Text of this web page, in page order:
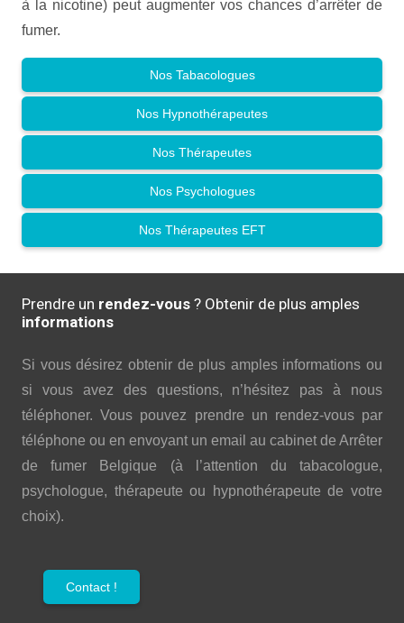
à la nicotine) peut augmenter vos chances d’arrêter de
fumer.
Nos Tabacologues
Nos Hypnothérapeutes
Nos Thérapeutes
Nos Psychologues
Nos Thérapeutes EFT
Prendre un rendez-vous ? Obtenir de plus amples
informations
Si vous désirez obtenir de plus amples informations ou
si vous avez des questions, n’hésitez pas à nous
téléphoner. Vous pouvez prendre un rendez-vous par
téléphone ou en envoyant un email au cabinet de Arrêter
de fumer Belgique (à l’attention du tabacologue,
psychologue, thérapeute ou hypnothérapeute de votre
choix).
Contact !